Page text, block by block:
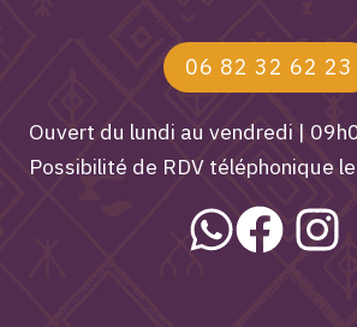
06 82 32 62 23
Ouvert du lundi au vendredi |
Possibilité de RDV téléphonique